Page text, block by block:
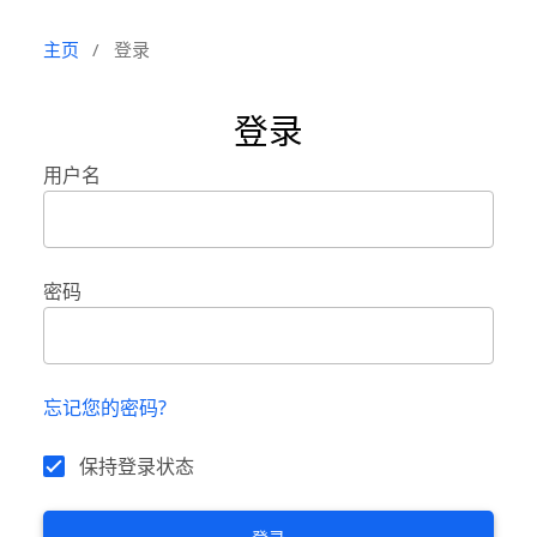
主页 / 登录
登录
用户名
密码
忘记您的密码?
保持登录状态